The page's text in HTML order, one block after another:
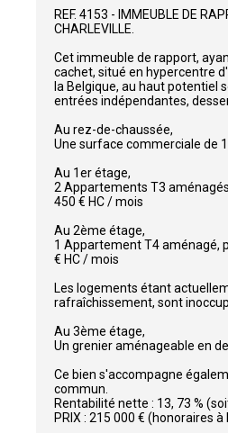
REF. 4153 - IMMEUBLE DE
CHARLEVILLE.
Cet immeuble de rapport,
cachet, situé en hypercentre
la Belgique, au haut potentiel
entrées indépendantes,
Au rez-de-chaussée,
Une surface commerciale de
Au 1er étage,
2 Appartements T3
450 € HC / mois
Au 2ème étage,
1 Appartement T4 aménagé,
€ HC / mois
Les logements étant
rafraîchissement, sont
Au 3ème étage,
Un grenier aménageable en
Ce bien s'accompagne
commun.
Rentabilité nette : 13, 73 %
PRIX : 215 000 € (honoraires